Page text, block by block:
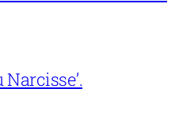
Narcisse’.